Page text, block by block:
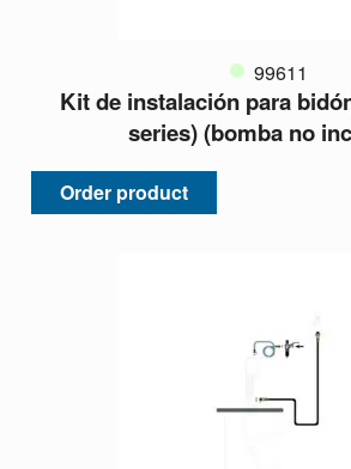
99611
Kit de instalación para
series) (bomba no
Order product